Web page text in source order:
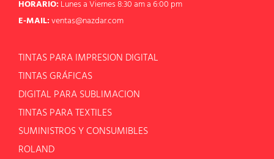
HORARIO: Lunes a Viernes 8:30 am a 6:00 pm
E-MAIL:ventas@nazdar.com
TINTAS PARA IMPRESION DIGITAL
TINTAS GRÁFICAS
DIGITAL PARA SUBLIMACION
TINTAS PARA TEXTILES
SUMINISTROS Y CONSUMIBLES
ROLAND